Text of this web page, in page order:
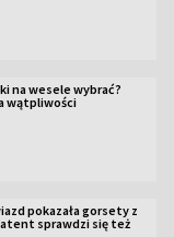
na wesele wybrać?
wątpliwości
pokazała gorsety z
sprawdzi się też